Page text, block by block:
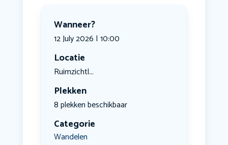
Wanneer?
12 July 2026 | 10:00
Locatie
Ruimzichtl...
Plekken
8 plekken beschikbaar
Categorie
Wandelen